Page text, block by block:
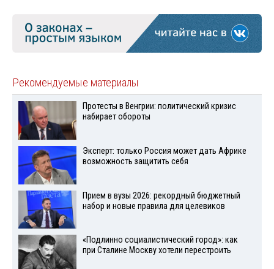
Рекомендуемые материалы
Протесты в Венгрии: политический кризис
набирает обороты
Эксперт: только Россия может дать Африке
возможность защитить себя
Прием в вузы 2026: рекордный бюджетный
набор и новые правила для целевиков
«Подлинно социалистический город»: как
при Сталине Москву хотели перестроить